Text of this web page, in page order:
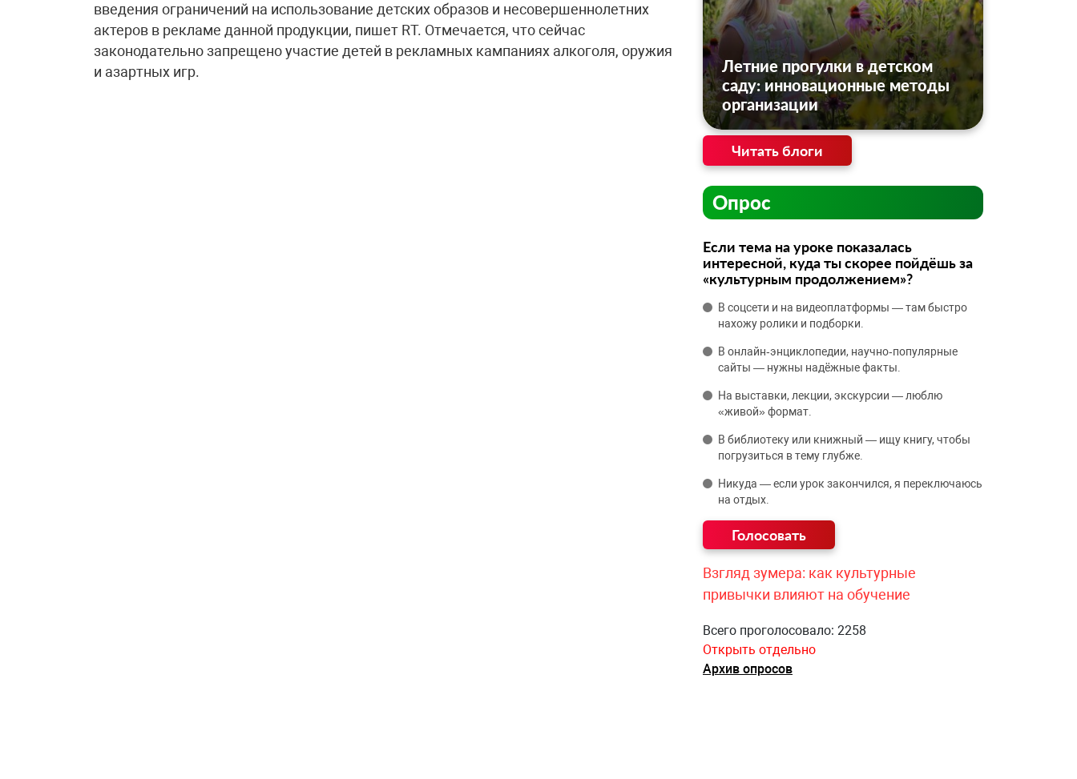
введения ограничений на использование детских образов и несовершеннолетних
актеров в рекламе данной продукции, пишет RT. Отмечается, что сейчас
законодательно запрещено участие детей в рекламных кампаниях алкоголя, оружия
и азартных игр.
Летние прогулки в детском
саду: инновационные методы
организации
Читать блоги
Опрос
Если тема на уроке показалась
интересной, куда ты скорее пойдёшь за
«культурным продолжением»?
В соцсети и на видеоплатформы — там быстро
нахожу ролики и подборки.
В онлайн‑энциклопедии, научно‑популярные
сайты — нужны надёжные факты.
На выставки, лекции, экскурсии — люблю
«живой» формат.
В библиотеку или книжный — ищу книгу, чтобы
погрузиться в тему глубже.
Никуда — если урок закончился, я переключаюсь
на отдых.
Взгляд зумера: как культурные
привычки влияют на обучение
Всего проголосовало: 2258
Открыть отдельно
Архив опросов